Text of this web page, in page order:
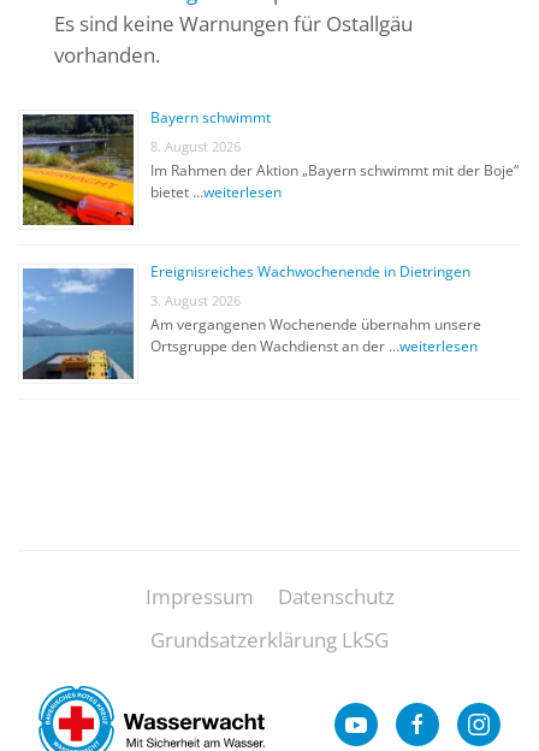
Es sind keine Warnungen für Ostallgäu
vorhanden.
Bayern schwimmt
8. August 2026
Im Rahmen der Aktion „Bayern schwimmt mit der Boje“
bietet …weiterlesen
Ereignisreiches Wachwochenende in Dietringen
3. August 2026
Am vergangenen Wochenende übernahm unsere
Ortsgruppe den Wachdienst an der …weiterlesen
Impressum
Datenschutz
Grundsatzerklärung LkSG